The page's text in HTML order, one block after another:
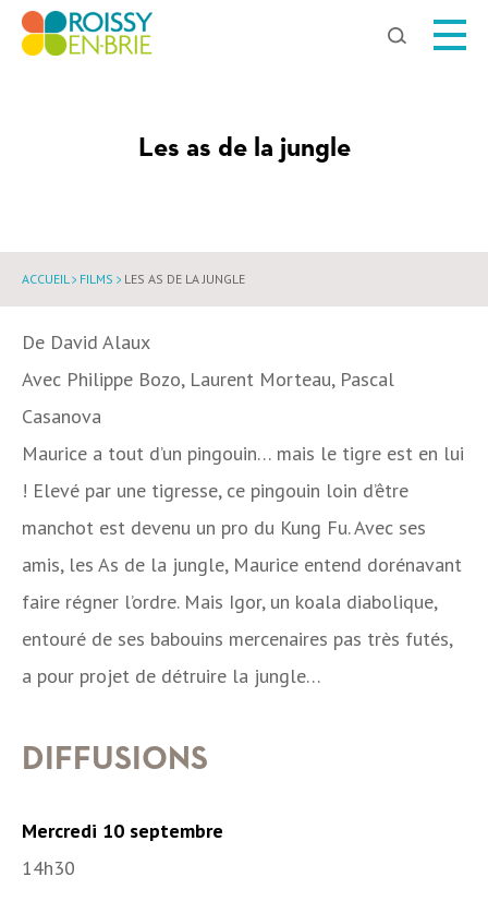
Chercher
Les as de la jungle
ACCUEIL FILMS LES AS DE LA JUNGLE
De David Alaux
Avec Philippe Bozo, Laurent Morteau, Pascal
Casanova
Maurice a tout d’un pingouin… mais le tigre est en lui
! Elevé par une tigresse, ce pingouin loin d’être
manchot est devenu un pro du Kung Fu. Avec ses
amis, les As de la jungle, Maurice entend dorénavant
faire régner l’ordre. Mais Igor, un koala diabolique,
entouré de ses babouins mercenaires pas très futés,
a pour projet de détruire la jungle…
DIFFUSIONS
Mercredi 10 septembre
14h30